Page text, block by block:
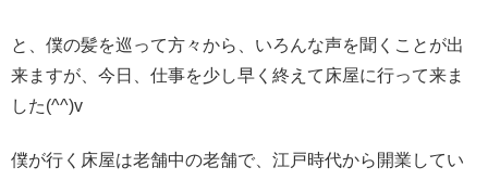
と、僕の髪を巡って方々から、いろんな声を聞くことが出
来ますが、今日、仕事を少し早く終えて床屋に行って来ま
した(^^)v
僕が行く床屋は老舗中の老舗で、江戸時代から開業してい